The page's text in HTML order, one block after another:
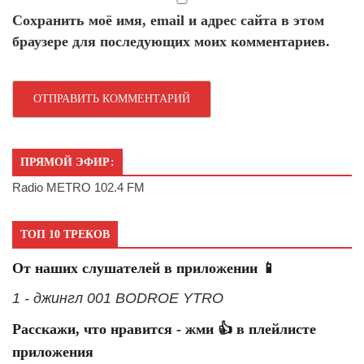
Сохранить моё имя, email и адрес сайта в этом
браузере для последующих моих комментариев.
ПРЯМОЙ ЭФИР:
Radio METRO 102.4 FM
ТОП 10 ТРЕКОВ
От наших слушателей в приложении 📱
1 - джингл 001 BODROE YTRO
Расскажи, что нравится - жми 👍 в плейлисте
приложения